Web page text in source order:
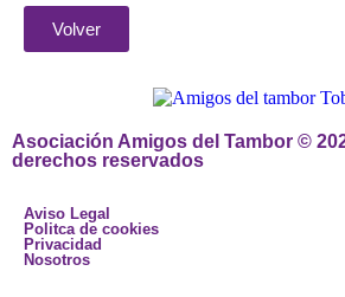
Volver
Asociación Amigos del Tambor ©
derechos reservados
Aviso Legal
Politca de cookies
Privacidad
Nosotros